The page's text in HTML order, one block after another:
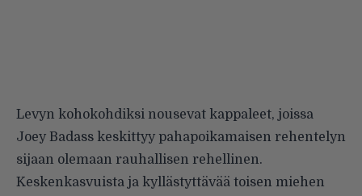
Levyn kohokohdiksi nousevat kappaleet, joissa
Joey Badass keskittyy pahapoikamaisen rehentelyn
sijaan olemaan rauhallisen rehellinen.
Keskenkasvuista ja kyllästyttävää toisen miehen